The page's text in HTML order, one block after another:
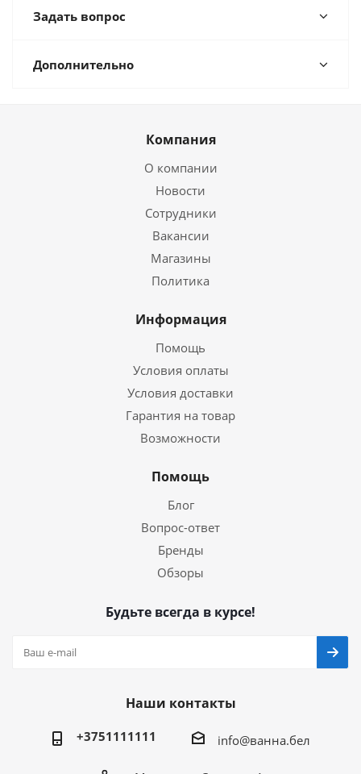
Задать вопрос
Дополнительно
Компания
О компании
Новости
Сотрудники
Вакансии
Магазины
Политика
Информация
Помощь
Условия оплаты
Условия доставки
Гарантия на товар
Возможности
Помощь
Блог
Вопрос-ответ
Бренды
Обзоры
Будьте всегда в курсе!
Наши контакты
+3751111111 info@ванна.бел